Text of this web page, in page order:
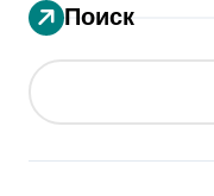
г
н
Поиск